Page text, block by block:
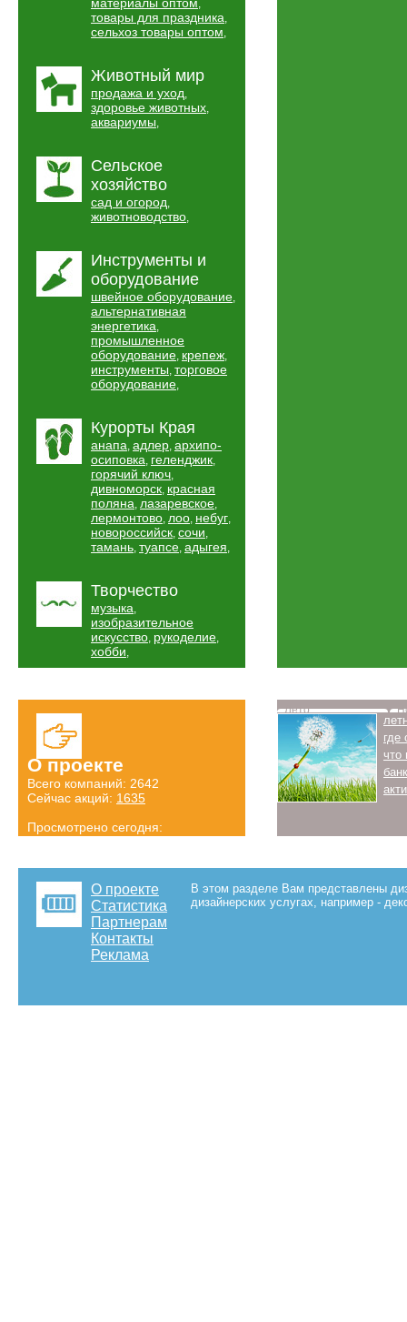
,
товары для праздника,
сельхоз товары оптом,
Животный мир
продажа и уход,
здоровье животных,
аквариумы,
Сельское
хозяйство
сад и огород,
животноводство,
Инструменты и
оборудование
швейное оборудование,
альтернативная
энергетика,
промышленное
оборудование, крепеж,
инструменты, торговое
оборудование,
Курорты Края
анапа, адлер, архипо-
осиповка, геленджик,
горячий ключ,
дивноморск, красная
поляна, лазаревское,
лермонтово, лоо, небуг,
новороссийск, сочи,
тамань, туапсе, адыгея,
Творчество
музыка,
изобразительное
искусство, рукоделие,
хобби,
О проекте
Всего компаний: 2642
Сейчас акций: 1635
Просмотрено сегодня:
Лето
где
что
О проекте
Статистика
Партнерам
Контакты
Реклама
В этом разделе Вам представлены
дизайнерских услугах, например -